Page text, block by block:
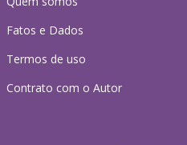
Fatos e Dados
Termos de uso
Contrato com o Autor